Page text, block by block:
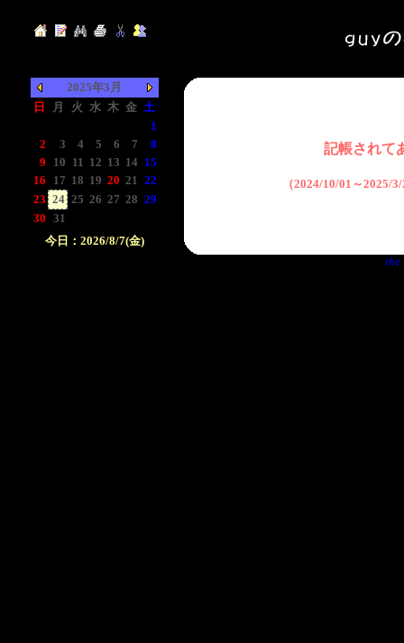
2025年3月
日
月 火 水 木 金 土
1
2
3 4 5 6 7
8
9
10 11 12 13 14 15
16
17 18 19 20 21 22
23 24 25 26 27 28 29
30 31
今日：2026/8/7(金)
記帳されて
（2024/10/01～2025/
the